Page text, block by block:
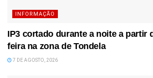
INFORMAÇÃO
IP3 cortado durante a noite a partir
feira na zona de Tondela
7 DE AGOSTO, 2026